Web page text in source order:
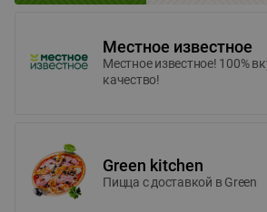
Местное известное
Местное известное! 100%
качество!
Green kitchen
Пицца c доставкой в Green